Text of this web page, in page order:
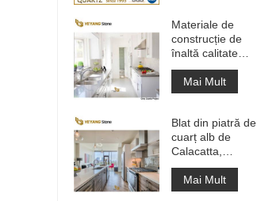
Materiale de
construcție de
înaltă calitate
Piatră de
pardoseală din
piatră Proiecte gri
Mai Mult
Blat din piatră de
cuarț alb de
Calacatta,
proiectat artificial,
blat și blat de
lucru
Mai Mult